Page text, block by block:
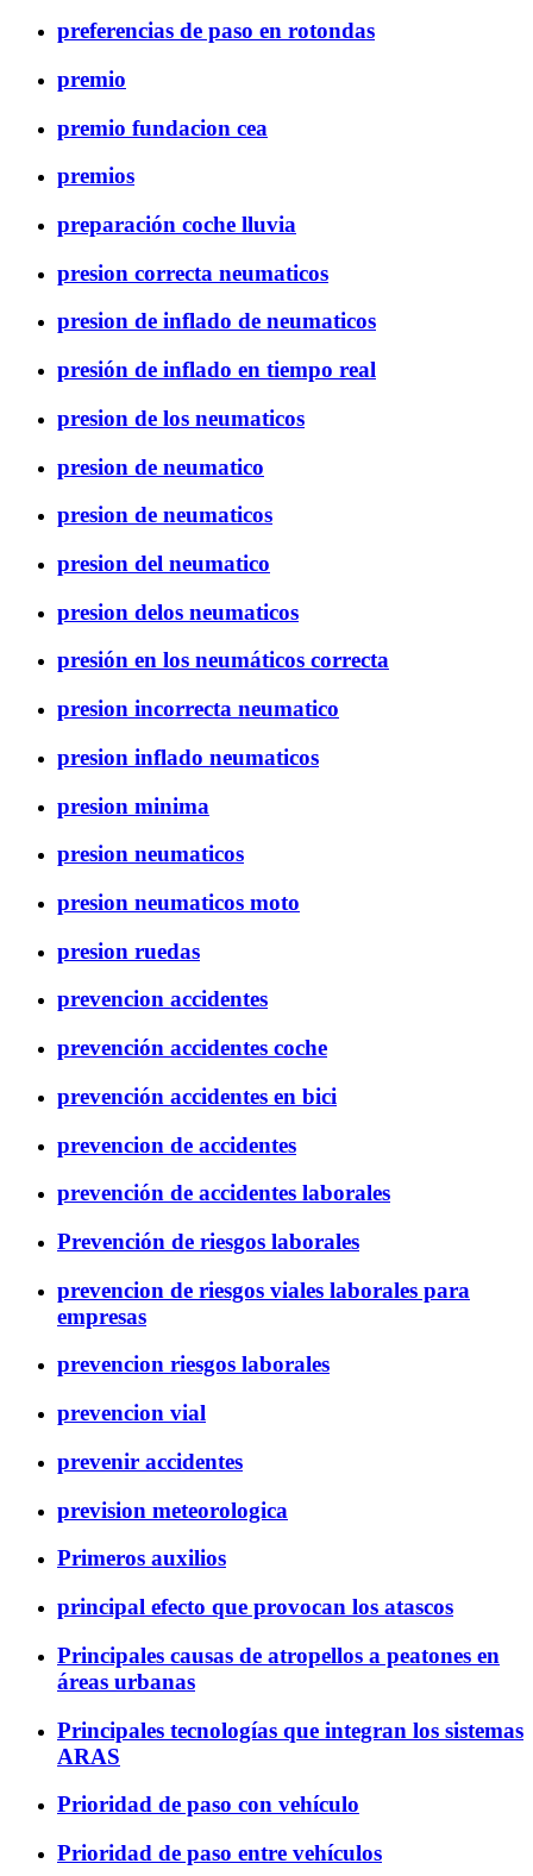
preferencias de paso en rotondas
premio
premio fundacion cea
premios
preparación coche lluvia
presion correcta neumaticos
presion de inflado de neumaticos
presión de inflado en tiempo real
presion de los neumaticos
presion de neumatico
presion de neumaticos
presion del neumatico
presion delos neumaticos
presión en los neumáticos correcta
presion incorrecta neumatico
presion inflado neumaticos
presion minima
presion neumaticos
presion neumaticos moto
presion ruedas
prevencion accidentes
prevención accidentes coche
prevención accidentes en bici
prevencion de accidentes
prevención de accidentes laborales
Prevención de riesgos laborales
prevencion de riesgos viales laborales para
empresas
prevencion riesgos laborales
prevencion vial
prevenir accidentes
prevision meteorologica
Primeros auxilios
principal efecto que provocan los atascos
Principales causas de atropellos a peatones en
áreas urbanas
Principales tecnologías que integran los sistemas
ARAS
Prioridad de paso con vehículo
Prioridad de paso entre vehículos